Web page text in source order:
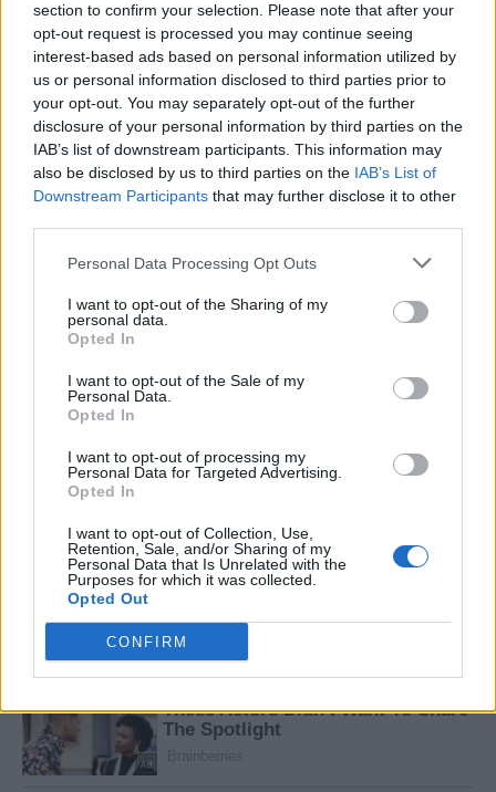
section to confirm your selection. Please note that after your
opt-out request is processed you may continue seeing
interest-based ads based on personal information utilized by
us or personal information disclosed to third parties prior to
your opt-out. You may separately opt-out of the further
disclosure of your personal information by third parties on the
IAB’s list of downstream participants. This information may
also be disclosed by us to third parties on the IAB’s List of
Downstream Participants that may further disclose it to other
Personal Data Processing Opt Outs
I want to opt-out of the Sharing of my
personal data.
Opted In
I want to opt-out of the Sale of my
Personal Data.
Opted In
I want to opt-out of processing my
Personal Data for Targeted Advertising.
Opted In
I want to opt-out of Collection, Use,
Retention, Sale, and/or Sharing of my
Personal Data that Is Unrelated with the
Purposes for which it was collected.
Opted Out
CONFIRM